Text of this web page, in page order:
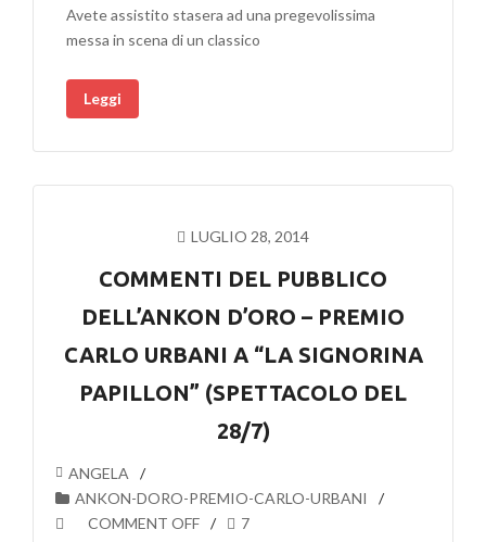
Avete assistito stasera ad una pregevolissima
messa in scena di un classico
Leggi
LUGLIO 28, 2014
COMMENTI DEL PUBBLICO
DELL’ANKON D’ORO – PREMIO
CARLO URBANI A “LA SIGNORINA
PAPILLON” (SPETTACOLO DEL
28/7)
ANGELA
ANKON-DORO-PREMIO-CARLO-URBANI
COMMENT OFF
7